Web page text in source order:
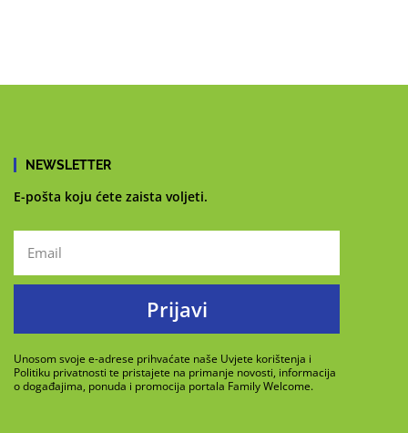
NEWSLETTER
E-pošta koju ćete zaista voljeti.
Prijavi
Unosom svoje e-adrese prihvaćate naše Uvjete korištenja i
Politiku privatnosti te pristajete na primanje novosti, informacija
o događajima, ponuda i promocija portala Family Welcome.